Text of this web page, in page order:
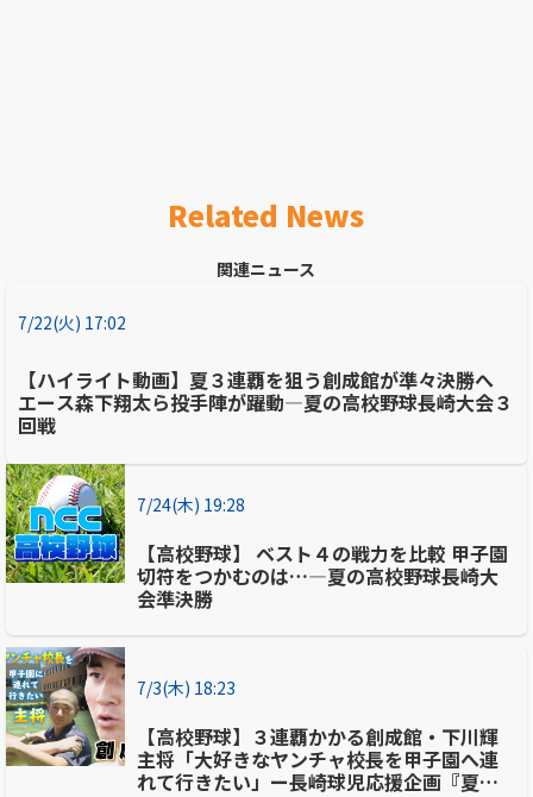
Related News
関連ニュース
7/22(火) 17:02
【ハイライト動画】夏３連覇を狙う創成館が準々決勝へ
エース森下翔太ら投手陣が躍動―夏の高校野球長崎大会３
回戦
7/24(木) 19:28
【高校野球】 ベスト４の戦力を比較 甲子園
切符をつかむのは…―夏の高校野球長崎大
会準決勝
7/3(木) 18:23
【高校野球】３連覇かかる創成館・下川輝
主将「大好きなヤンチャ校長を甲子園へ連
れて行きたい」ー長崎球児応援企画『夏に